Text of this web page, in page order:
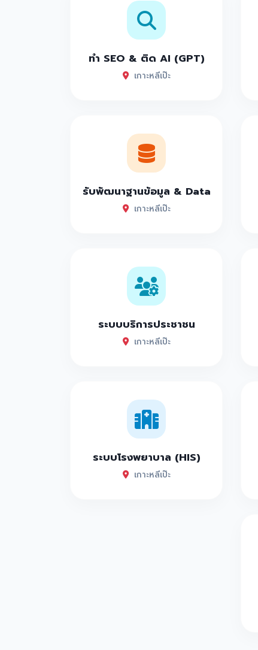
ทำ SEO & ติด AI (GPT)
เกาะหลีเป๊ะ
รับพัฒนาฐานข้อมูล & Data
เกาะหลีเป๊ะ
ระบบบริการประชาชน
เกาะหลีเป๊ะ
ระบบโรงพยาบาล (HIS)
เกาะหลีเป๊ะ